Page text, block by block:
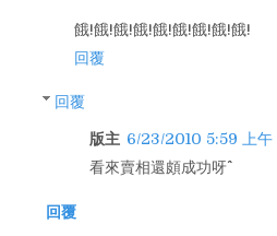
餓!餓!餓!餓!餓!餓!餓!餓!餓!
回覆
回覆
版主 6/23/2010 5:59 上午
看來賣相還頗成功呀^^
回覆